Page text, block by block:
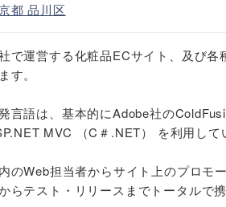
都品川区
で運営する化粧品ECサイト、及び
す。
言語は、基本的にAdobe社の
MVC （C＃.NET） を利用して
のWeb担当者からサイト上のプロモ
らテスト・リリースまでトータルで